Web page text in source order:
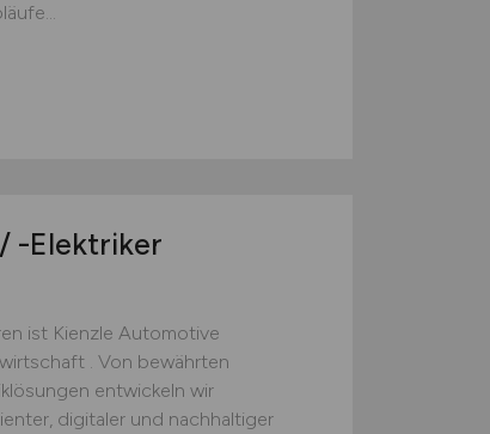
-Elektriker
ist Kienzle Automotive
. Von bewährten
entwickeln wir
digitaler und nachhaltiger